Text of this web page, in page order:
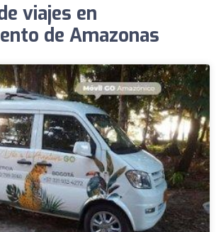
viajes en
de Amazonas